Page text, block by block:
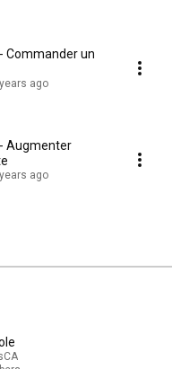
Commander un
ago
Augmenter
ago